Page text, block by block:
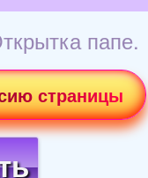
папе.
страницы